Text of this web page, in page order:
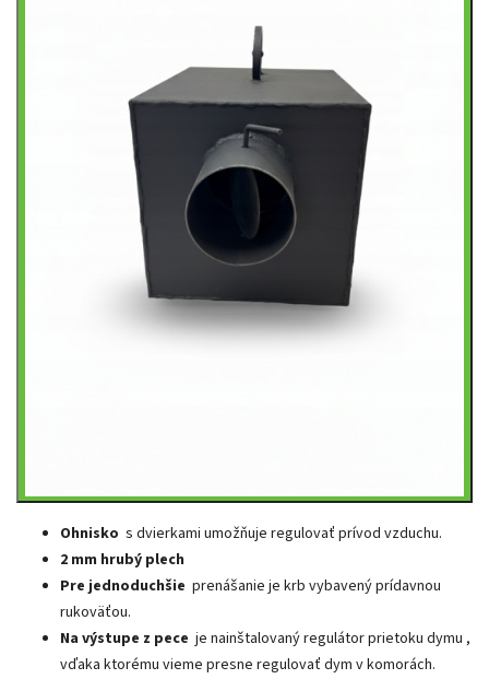
Ohnisko s dvierkami umožňuje regulovať prívod vzduchu.
2 mm hrubý plech
Pre jednoduchšie prenášanie je krb vybavený prídavnou
rukoväťou.
Na výstupe z pece je nainštalovaný regulátor prietoku dymu ,
vďaka ktorému vieme presne regulovať dym v komorách.